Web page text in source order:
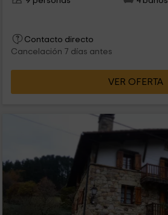
Contacto directo
Cancelación 7 días antes
VER OFERTA